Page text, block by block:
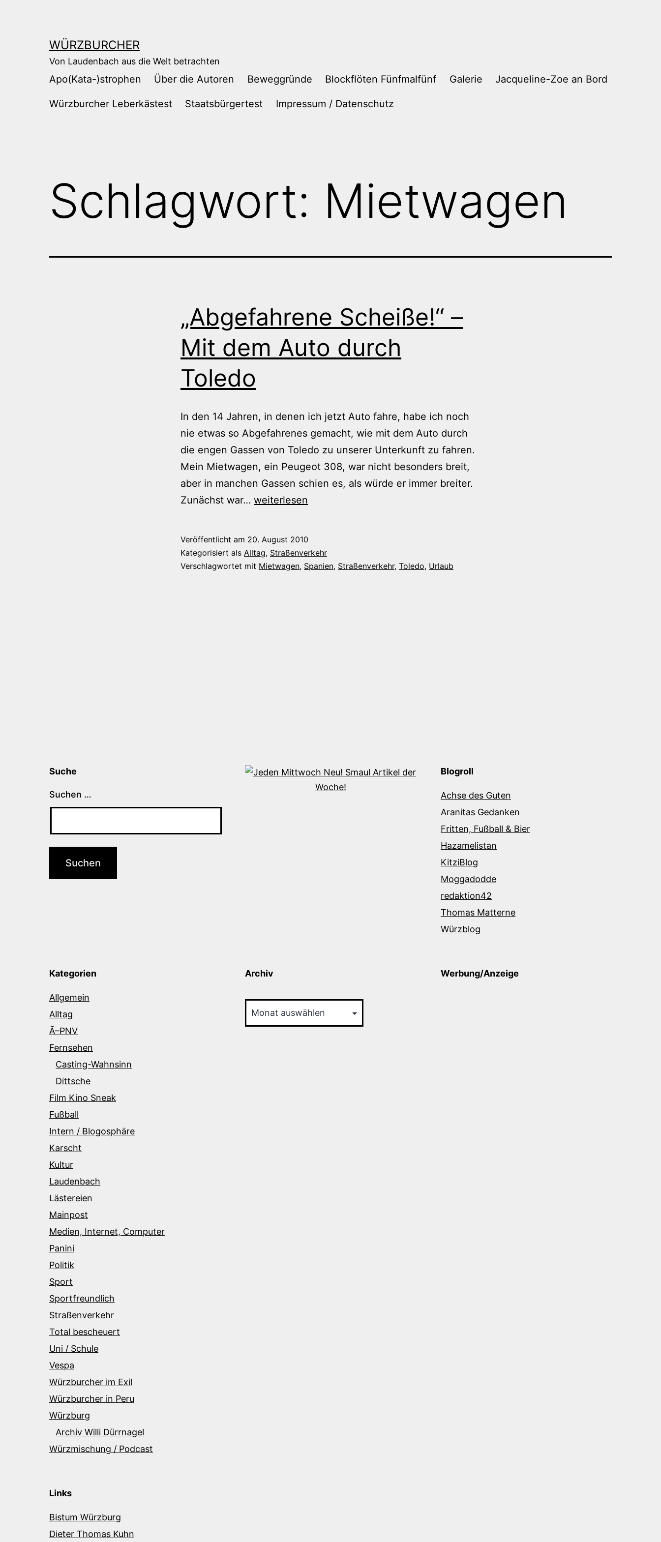
WÜRZBURCHER
Von Laudenbach aus die Welt betrachten
Apo(Kata-)strophen Über die Autoren Beweggründe Blockflöten Fünfmalfünf Galerie Jacqueline-Zoe an Bord
Würzburcher Leberkästest Staatsbürgertest Impressum / Datenschutz
Schlagwort: Mietwagen
„Abgefahrene Scheiße!“ –
Mit dem Auto durch
Toledo
In den 14 Jahren, in denen ich jetzt Auto fahre, habe ich noch
nie etwas so Abgefahrenes gemacht, wie mit dem Auto durch
die engen Gassen von Toledo zu unserer Unterkunft zu fahren.
Mein Mietwagen, ein Peugeot 308, war nicht besonders breit,
aber in manchen Gassen schien es, als würde er immer breiter.
Zunächst war… „Abgefahrene
Mit
dem
weiterlesen
Veröffentlicht am 20. August 2010
Kategorisiert als Alltag, Straßenverkehr
Verschlagwortet mit Mietwagen, Spanien, Straßenverkehr, Toledo, Urlaub
Suche
Suchen …
Blogroll
Achse des Guten
Aranitas Gedanken
Fritten, Fußball & Bier
Hazamelistan
KitziBlog
Moggadodde
redaktion42
Thomas Matterne
Würzblog
Kategorien
Allgemein
Alltag
Ã–PNV
Fernsehen
Casting-Wahnsinn
Dittsche
Film Kino Sneak
Fußball
Intern / Blogosphäre
Karscht
Kultur
Laudenbach
Lästereien
Mainpost
Medien, Internet, Computer
Panini
Politik
Sport
Sportfreundlich
Straßenverkehr
Total bescheuert
Uni / Schule
Vespa
Würzburcher im Exil
Würzburcher in Peru
Würzburg
Archiv Willi Dürrnagel
Würzmischung / Podcast
Archiv Werbung/Anzeige
Links
Bistum Würzburg
Dieter Thomas Kuhn